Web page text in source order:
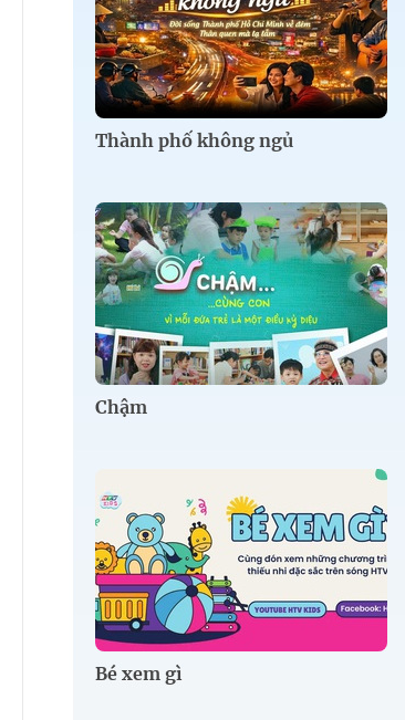
Thành phố không ngủ
Chậm
Bé xem gì